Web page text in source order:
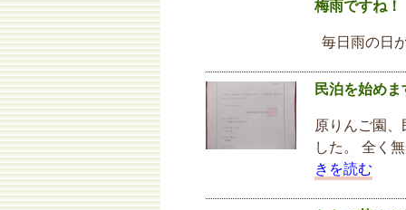
梅雨ですね！
毎日雨の日
民泊を始めま
原りんご園
した。 全く
きを読む